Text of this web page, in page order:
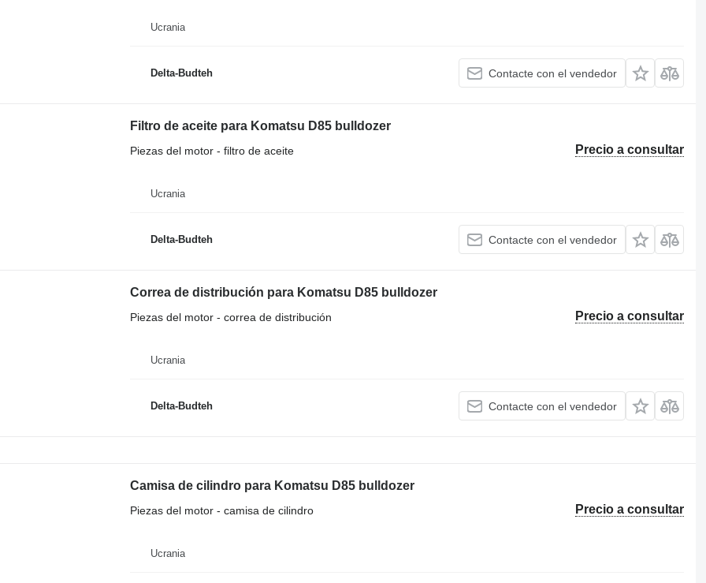
Ucrania
Delta-Budteh Contacte con el vendedor
Filtro de aceite para Komatsu D85 bulldozer
Precio a consultar
Piezas del motor - filtro de aceite
Ucrania
Delta-Budteh Contacte con el vendedor
Correa de distribución para Komatsu D85 bulldozer
Precio a consultar
Piezas del motor - correa de distribución
Ucrania
Delta-Budteh Contacte con el vendedor
Camisa de cilindro para Komatsu D85 bulldozer
Precio a consultar
Piezas del motor - camisa de cilindro
Ucrania